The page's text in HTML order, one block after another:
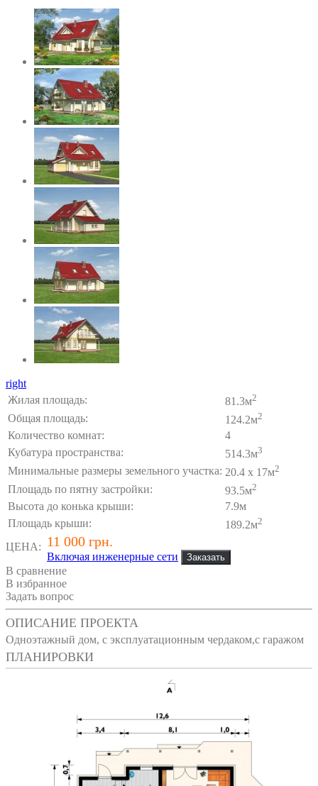
right
Жилая площадь:
81.3м2
Общая площадь: 124.2м2
Количество комнат:
4
Кубатура пространства:
514.3м3
Минимальные размеры земельного участка: 20.4 x 17м2
Площадь по пятну застройки: 93.5м2
Высота до конька крыши:
7.9м
Площадь крыши:
189.2м2
ЦЕНА: 11 000 грн.
Включая инженерные сети
В сравнение
В избранное
Задать вопрос
ОПИСАНИЕ ПРОЕКТА
Одноэтажный дом, с эксплуатационным чердаком,с гаражом
ПЛАНИРОВКИ